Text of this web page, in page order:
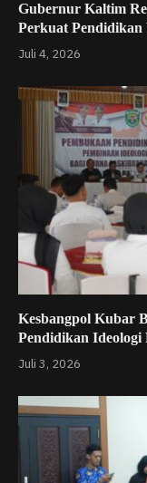
Gubernur Kaltim
Perkuat
Juli 4, 2026
Kesbangpol Kubar
Pendidikan Ideologi
Juli 3, 2026